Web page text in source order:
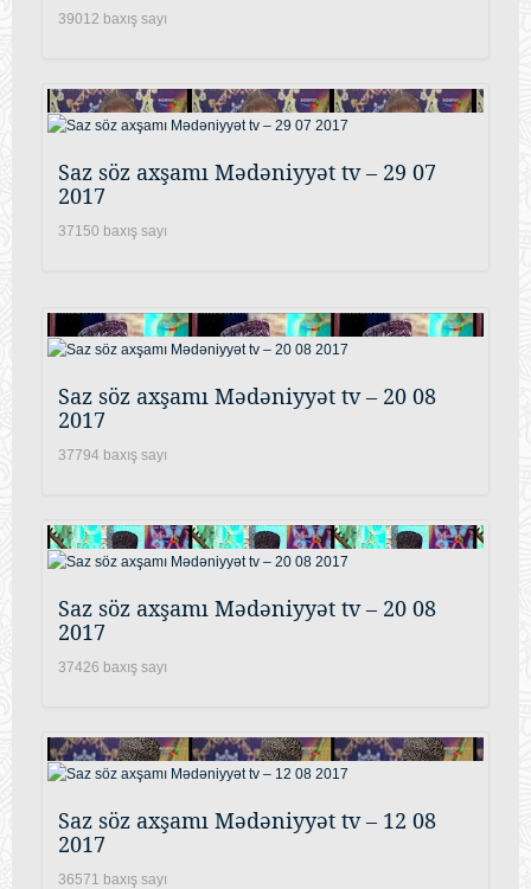
39012 baxış sayı
Saz söz axşamı Mədəniyyət tv – 29 07
2017
37150 baxış sayı
Saz söz axşamı Mədəniyyət tv – 20 08
2017
37794 baxış sayı
Saz söz axşamı Mədəniyyət tv – 20 08
2017
37426 baxış sayı
Saz söz axşamı Mədəniyyət tv – 12 08
2017
36571 baxış sayı